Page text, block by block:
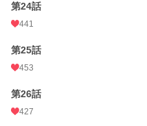
第24話
441
第25話
453
第26話
427